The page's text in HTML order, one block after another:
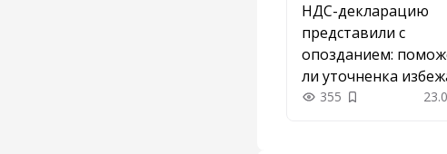
НДС-декларацию
представили с
опозданием:
ли уточненка
штрафа
355 Добавить в